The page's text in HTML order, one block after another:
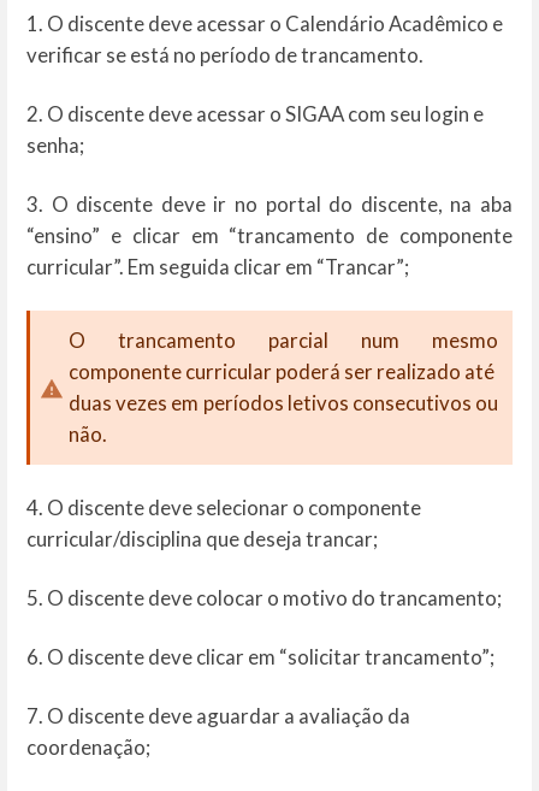
1. O discente deve acessar o Calendário Acadêmico e
verificar se está no período de trancamento.
2. O discente deve acessar o SIGAA com seu login e
senha;
3. O discente deve ir no portal do discente, na aba
“ensino” e clicar em “trancamento de componente
curricular”. Em seguida clicar em “Trancar”;
O trancamento parcial num mesmo
componente curricular poderá ser realizado até
duas vezes em períodos letivos consecutivos ou
não.
4. O discente deve selecionar o componente
curricular/disciplina que deseja trancar;
5. O discente deve colocar o motivo do trancamento;
6. O discente deve clicar em “solicitar trancamento”;
7. O discente deve aguardar a avaliação da
coordenação;